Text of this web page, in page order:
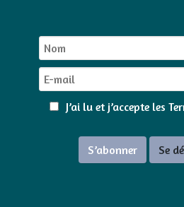
J’ai lu et j’accepte les
S’abonner Se